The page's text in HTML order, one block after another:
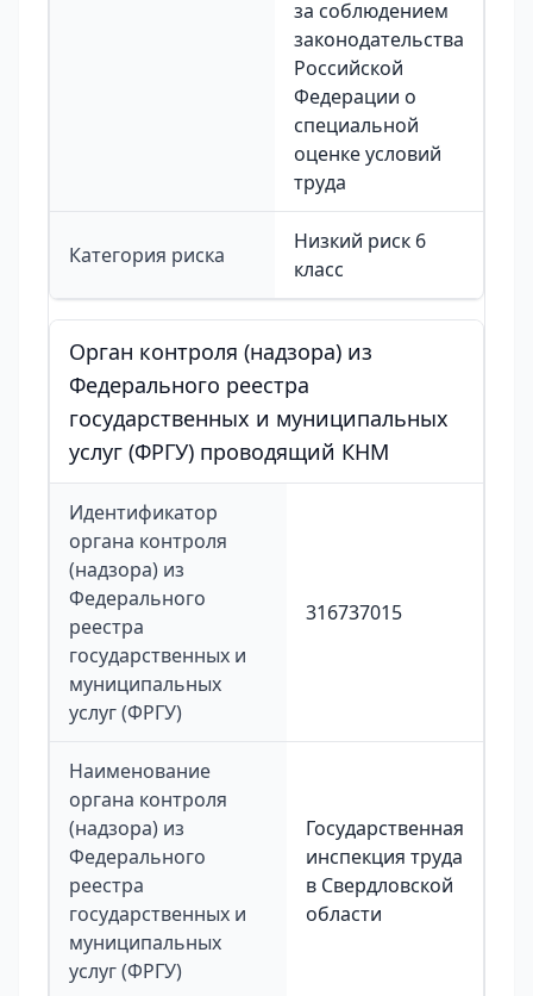
за соблюдением
законодательства
Российской
Федерации о
специальной
оценке условий
труда
Категория риска
Низкий риск 6
класс
Орган контроля (надзора) из
Федерального реестра
государственных и муниципальных
услуг (ФРГУ) проводящий КНМ
Идентификатор
органа контроля
(надзора) из
Федерального
реестра
государственных и
муниципальных
услуг (ФРГУ)
316737015
Наименование
органа контроля
(надзора) из
Федерального
реестра
государственных и
муниципальных
услуг (ФРГУ)
Государственная
инспекция труда
в Свердловской
области